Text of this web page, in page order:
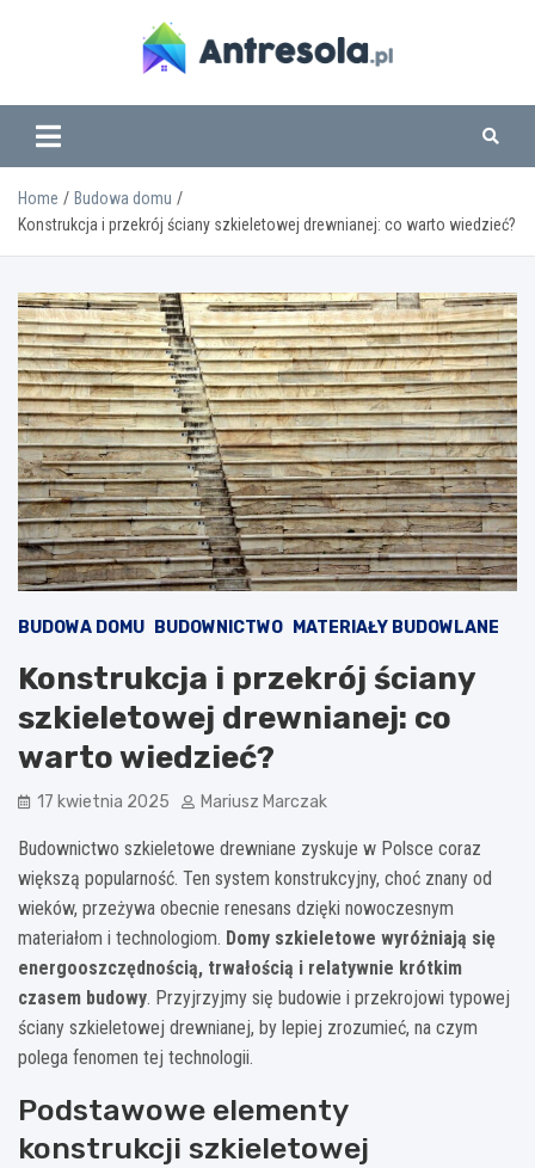
www.antresola.pl
Home
Budowa domu
Konstrukcja i przekrój ściany szkieletowej drewnianej: co warto wiedzieć?
BUDOWA DOMU BUDOWNICTWO MATERIAŁY BUDOWLANE
Konstrukcja i przekrój ściany
szkieletowej drewnianej: co
warto wiedzieć?
17 kwietnia 2025 Mariusz Marczak
Budownictwo szkieletowe drewniane zyskuje w Polsce coraz
większą popularność. Ten system konstrukcyjny, choć znany od
wieków, przeżywa obecnie renesans dzięki nowoczesnym
materiałom i technologiom. Domy szkieletowe wyróżniają się
energooszczędnością, trwałością i relatywnie krótkim
czasem budowy. Przyjrzyjmy się budowie i przekrojowi typowej
ściany szkieletowej drewnianej, by lepiej zrozumieć, na czym
polega fenomen tej technologii.
Podstawowe elementy
konstrukcji szkieletowej